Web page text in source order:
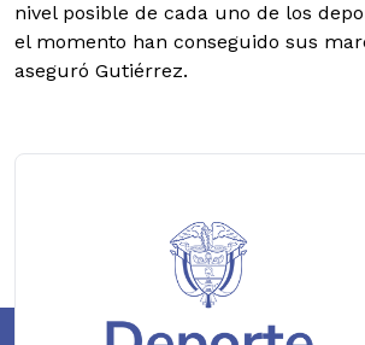
nivel posible de cada uno de los
el momento han conseguido sus
aseguró Gutiérrez.